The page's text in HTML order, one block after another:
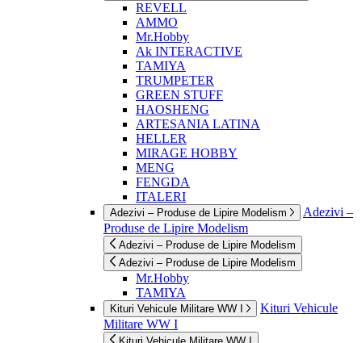
REVELL
AMMO
Mr.Hobby
Ak INTERACTIVE
TAMIYA
TRUMPETER
GREEN STUFF
HAOSHENG
ARTESANIA LATINA
HELLER
MIRAGE HOBBY
MENG
FENGDA
ITALERI
Adezivi – Produse de Lipire Modelism
Adezivi –
Produse de Lipire Modelism
Adezivi – Produse de Lipire Modelism
Adezivi – Produse de Lipire Modelism
Mr.Hobby
TAMIYA
Kituri Vehicule Militare WW I
Kituri Vehicule
Militare WW I